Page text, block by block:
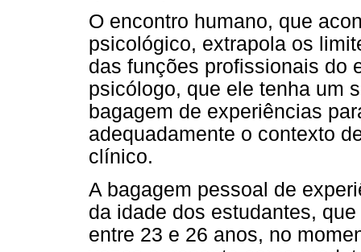
O encontro humano, que
psicológico, extrapola os
das funções profissionais do
psicólogo, que ele tenha um
bagagem de experiências
adequadamente o contexto
clínico.
A bagagem pessoal de
da idade dos estudantes,
entre 23 e 26 anos, no